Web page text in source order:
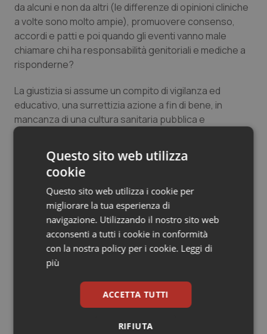
da alcuni e non da altri (le differenze di opinioni cliniche
a volte sono molto ampie), promuovere consenso,
accordi e patti e poi quando gli eventi vanno male
chiamare chi ha responsabilità genitoriali e mediche a
risponderne?
La giustizia si assume un compito di vigilanza ed
educativo, una surrettizia azione a fin di bene, in
mancanza di una cultura sanitaria pubblica e
condivisa?
Così, per un malinteso senso di sicurezza, non si
rischia di incrementare le pratiche difensive e quindi di
mandare tutto sui tavoli della legge, siano essi quelli dei
giudici tutelari o dei pubblici ministeri? Nuovi e principali
interlocutori reali ed immaginari di medici,
neuropsichiatri, assistenti sociali?
A mio parere dovrebbero essere gli strumenti del
governo clinico e dell'educazione sanitaria e
Negli ultimi anni a partire dalla riduzione della copertura
vaccinale si è aperta una campagna a sostegno delle
Questo sito web utilizza
cookie
Questo sito web utilizza i cookie per
migliorare la tua esperienza di
navigazione. Utilizzando il nostro sito web
acconsenti a tutti i cookie in conformità
con la nostra policy per i cookie. Leggi di
più
ACCETTA TUTTI
RIFIUTA